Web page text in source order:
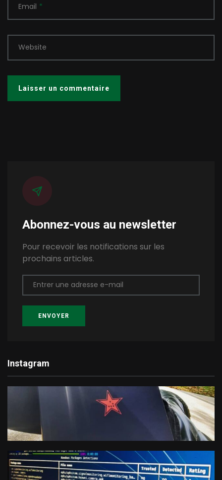
Email *
Website
Abonnez-vous au newsletter
Pour recevoir les notifications sur les
prochains articles.
Entrer une adresse e-mail
ENVOYER
Instagram